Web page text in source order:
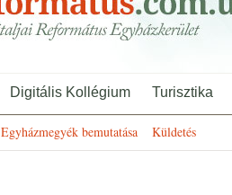
Digitális Kollégium Turisztika
Egyházmegyék bemutatása Küldetés